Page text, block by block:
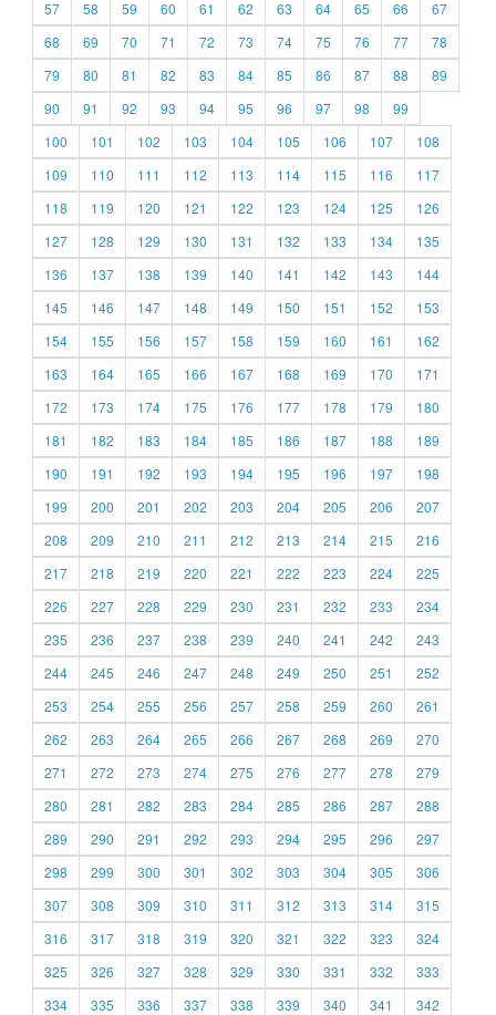
57
58 59 60 61 62 63 64 65 66
67
68
69 70 71 72 73 74 75 76 77
78
79
80 81 82 83 84 85 86 87 88
89
90
91 92 93 94 95 96 97 98
99
100
101 102 103 104 105 106 107
108
109
110 111 112 113 114 115 116
117
118
119 120 121 122 123 124 125
126
127
128 129 130 131 132 133 134
135
136
137 138 139 140 141 142 143
144
145
146 147 148 149 150 151 152
153
154
155 156 157 158 159 160 161
162
163
164 165 166 167 168 169 170
171
172
173 174 175 176 177 178 179
180
181
182 183 184 185 186 187 188
189
190
191 192 193 194 195 196 197
198
199
200 201 202 203 204 205 206
207
208
209 210 211 212 213 214 215
216
217
218 219 220 221 222 223 224
225
226
227 228 229 230 231 232 233
234
235
236 237 238 239 240 241 242
243
244
245 246 247 248 249 250 251
252
253
254 255 256 257 258 259 260
261
262
263 264 265 266 267 268 269
270
271
272 273 274 275 276 277 278
279
280
281 282 283 284 285 286 287
288
289
290 291 292 293 294 295 296
297
298
299 300 301 302 303 304 305
306
307
308 309 310 311 312 313 314
315
316
317 318 319 320 321 322 323
324
325
326 327 328 329 330 331 332
333
334
335 336 337 338 339 340 341 342